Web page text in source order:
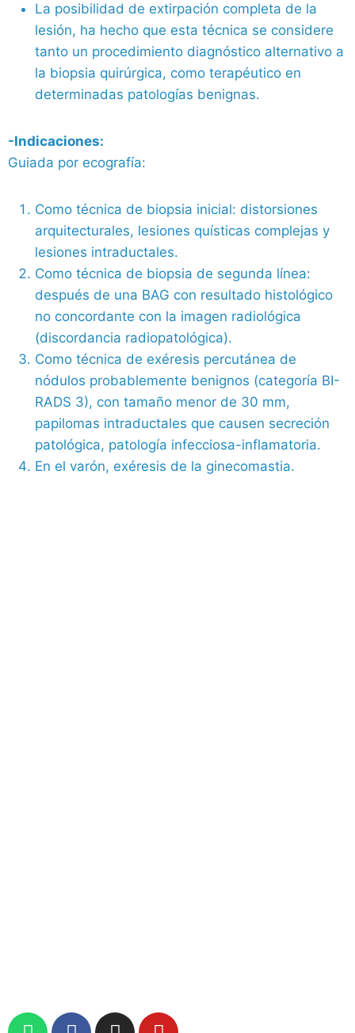
La posibilidad de extirpación completa de la
lesión, ha hecho que esta técnica se considere
tanto un procedimiento diagnóstico alternativo a
la biopsia quirúrgica, como terapéutico en
determinadas patologías benignas.
-Indicaciones:
Guiada por ecografía:
Como técnica de biopsia inicial: distorsiones
arquitecturales, lesiones quísticas complejas y
lesiones intraductales.
Como técnica de biopsia de segunda línea:
después de una BAG con resultado histológico
no concordante con la imagen radiológica
(discordancia radiopatológica).
Como técnica de exéresis percutánea de
nódulos probablemente benignos (categoría BI-
RADS 3), con tamaño menor de 30 mm,
papilomas intraductales que causen secreción
patológica, patología infecciosa-inflamatoria.
En el varón, exéresis de la ginecomastia.